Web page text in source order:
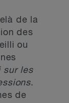
de la
des
ou
sur les
.
de